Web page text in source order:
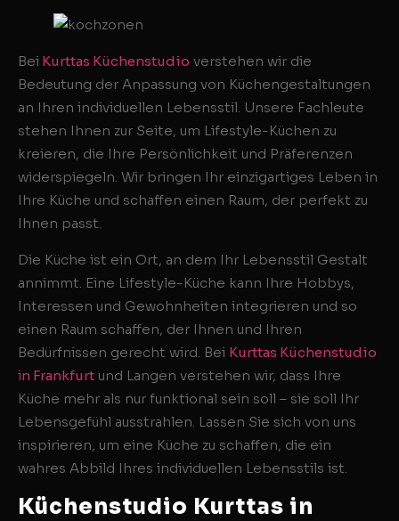
Bei Kurttas Küchenstudio verstehen wir die
Bedeutung der Anpassung von Küchengestaltungen
an Ihren individuellen Lebensstil. Unsere Fachleute
stehen Ihnen zur Seite, um Lifestyle-Küchen zu
kreieren, die Ihre Persönlichkeit und Präferenzen
widerspiegeln. Wir bringen Ihr einzigartiges Leben in
Ihre Küche und schaffen einen Raum, der perfekt zu
Ihnen passt.
Die Küche ist ein Ort, an dem Ihr Lebensstil Gestalt
annimmt. Eine Lifestyle-Küche kann Ihre Hobbys,
Interessen und Gewohnheiten integrieren und so
einen Raum schaffen, der Ihnen und Ihren
Bedürfnissen gerecht wird. Bei Kurttas Küchenstudio
in Frankfurt und Langen verstehen wir, dass Ihre
Küche mehr als nur funktional sein soll – sie soll Ihr
Lebensgefühl ausstrahlen. Lassen Sie sich von uns
inspirieren, um eine Küche zu schaffen, die ein
wahres Abbild Ihres individuellen Lebensstils ist.
Küchenstudio Kurttas in